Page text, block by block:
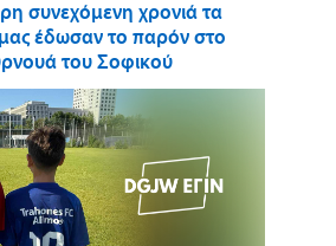
συνεχόμενη χρονιά τα
μας έδωσαν το παρόν στο
του Σοφικού